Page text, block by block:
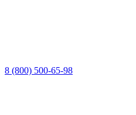
8 (800) 500-65-98